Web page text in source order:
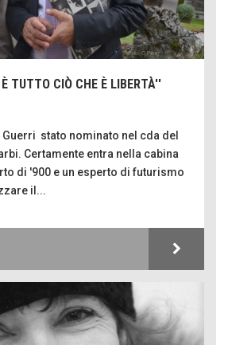
TUTTO CIÒ CHE È LIBERTÀ''
stato nominato nel cda del
Certamente entra nella cabina
di '900 e un esperto di futurismo
il...